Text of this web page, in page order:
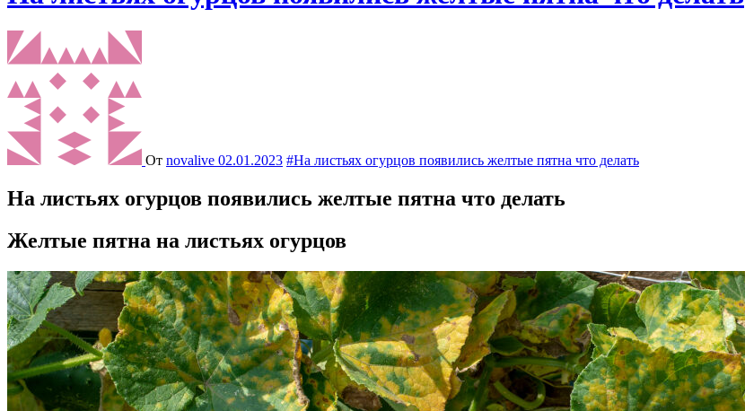
От novalive 02.01.2023 #На листьях огурцов появились желтые пятна что делать
На листьях огурцов появились желтые пятна что делать
Желтые пятна на листьях огурцов